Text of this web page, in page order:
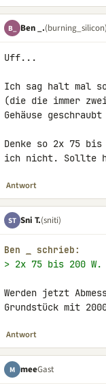
B_ Ben _.(burning_silicon)
Uff...
Ich sag halt mal
(die die immer
Gehäuse
Denke so 2x 75 bis
ich nicht. Sollte
Antwort
ST Sni T.(sniti)
Ben schrieb:
> 2x 75 bis 200 W.
Werden jetzt
Grundstück mit
Antwort
M meeGast